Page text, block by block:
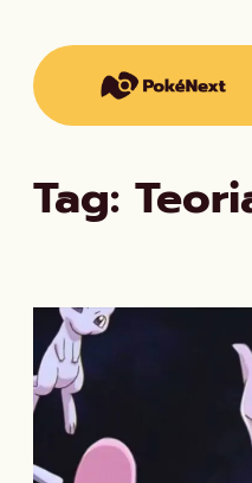
contenuto
Tag: